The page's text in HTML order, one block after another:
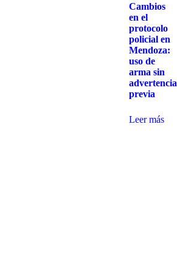
Cambios
en el
protocolo
policial en
Mendoza:
uso de
arma sin
advertencia
previa
Leer más